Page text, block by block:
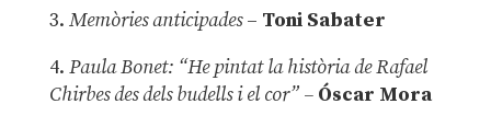
3. Memòries anticipades– Toni Sabater
4. Paula Bonet: “He pintat la història de Rafael
Chirbes des dels budells i el cor” –Óscar Mora